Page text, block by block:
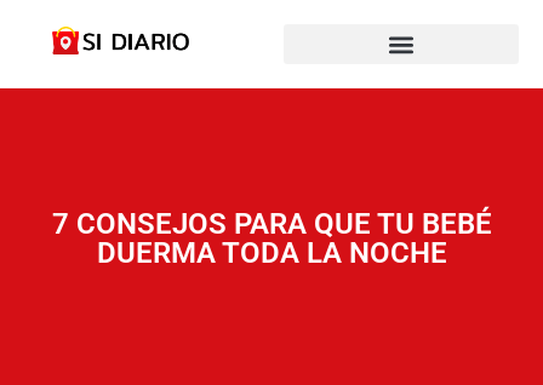
7 CONSEJOS PARA QUE TU BEBÉ
DUERMA TODA LA NOCHE